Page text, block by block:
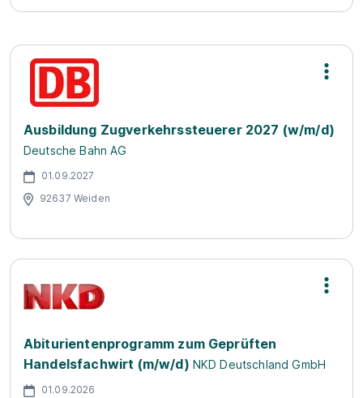
Ausbildung Zugverkehrssteuerer 2027 (w/m/d)
Deutsche Bahn AG
01.09.2027
92637 Weiden
Abiturientenprogramm zum Geprüften
Handelsfachwirt (m/w/d) NKD Deutschland GmbH
01.09.2026